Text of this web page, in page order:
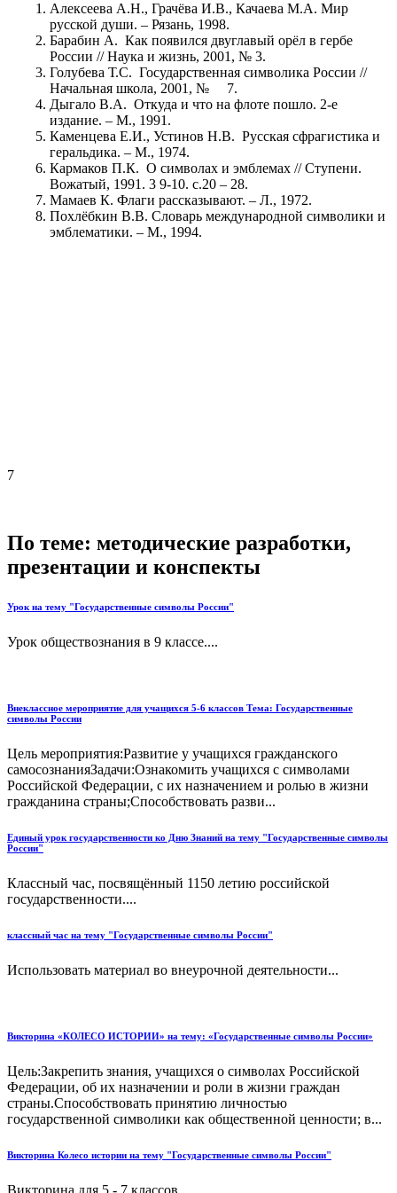
Алексеева А.Н., Грачёва И.В., Качаева М.А. Мир
русской души. – Рязань, 1998.
Барабин А. Как появился двуглавый орёл в гербе
России // Наука и жизнь, 2001, № 3.
Голубева Т.С. Государственная символика России //
Начальная школа, 2001, № 7.
Дыгало В.А. Откуда и что на флоте пошло. 2-е
издание. – М., 1991.
Каменцева Е.И., Устинов Н.В. Русская сфрагистика и
геральдика. – М., 1974.
Кармаков П.К. О символах и эмблемах // Ступени.
Вожатый, 1991. 3 9-10. с.20 – 28.
Мамаев К. Флаги рассказывают. – Л., 1972.
Похлёбкин В.В. Словарь международной символики и
эмблематики. – М., 1994.
7
По теме: методические разработки,
презентации и конспекты
Урок на тему "Государственные символы России"
Урок обществознания в 9 классе....
Внеклассное мероприятие для учащихся 5-6 классов Тема: Государственные
символы России
Цель мероприятия:Развитие у учащихся гражданского
самосознанияЗадачи:Ознакомить учащихся с символами
Российской Федерации, с их назначением и ролью в жизни
гражданина страны;Способствовать разви...
Единый урок государственности ко Дню Знаний на тему "Государственные символы
России"
Классный час, посвящённый 1150 летию российской
государственности....
классный час на тему "Государственные символы России"
Использовать материал во внеурочной деятельности...
Викторина «КОЛЕСО ИСТОРИИ» на тему: «Государственные символы России»
Цель:Закрепить знания, учащихся о символах Российской
Федерации, об их назначении и роли в жизни граждан
страны.Способствовать принятию личностью
государственной символики как общественной ценности; в...
Викторина Колесо истории на тему "Государственные символы России"
Викторина для 5 - 7 классов...